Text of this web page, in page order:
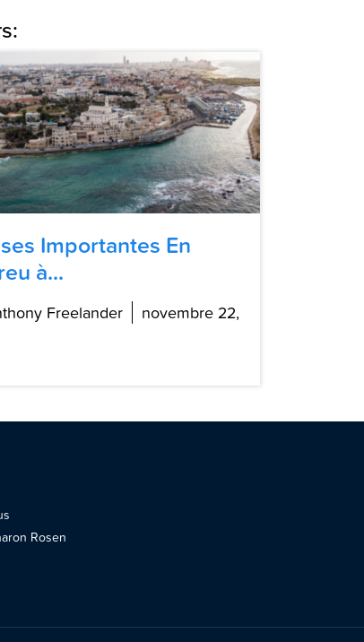
Importantes En
à...
Freelander
novembre 22,
Rosen